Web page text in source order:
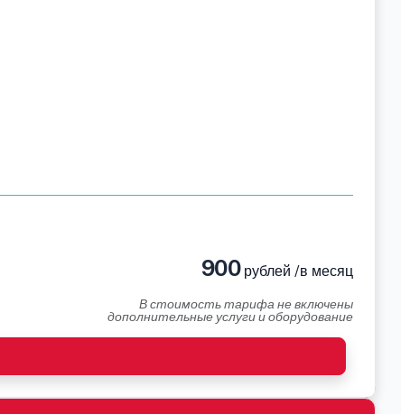
900рублей /в месяц
В стоимость тарифа не включены
дополнительные услуги и оборудование